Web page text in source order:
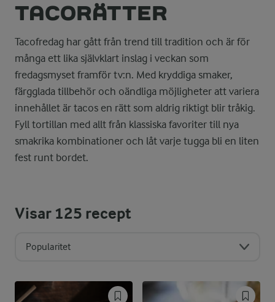
TACORÄTTER
Tacofredag har gått från trend till tradition och är för
många ett lika självklart inslag i veckan som
fredagsmyset framför tv:n. Med kryddiga smaker,
färgglada tillbehör och oändliga möjligheter att variera
innehållet är tacos en rätt som aldrig riktigt blir tråkig.
Fyll tortillan med allt från klassiska favoriter till nya
smakrika kombinationer och låt varje tugga bli en liten
fest runt bordet.
Visar125 recept
Popularitet